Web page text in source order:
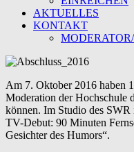
AKTUELLES
KONTAKT
Am 7. Oktober 2016 haben
Moderation der Hochschule
können. Im Studio des SWR
TV-Debut: 90 Minuten
Gesichter des Humors“.